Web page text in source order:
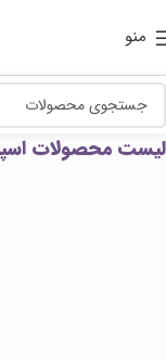
منو
لیست محصولات